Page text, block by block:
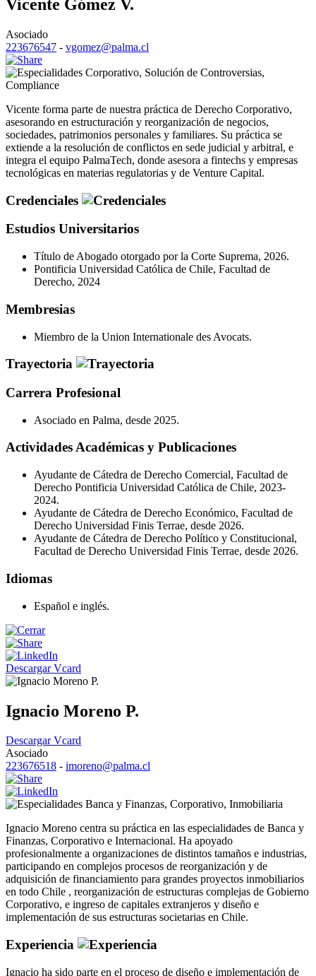
Vicente Gómez V.
Asociado
223676547 - vgomez@palma.cl
Corporativo, Solución de Controversias,
Compliance
Vicente forma parte de nuestra práctica de Derecho Corporativo,
asesorando en estructuración y reorganización de negocios,
sociedades, patrimonios personales y familiares. Su práctica se
extiende a la resolución de conflictos en sede judicial y arbitral, e
integra el equipo PalmaTech, donde asesora a fintechs y empresas
tecnológicas en materias regulatorias y de Venture Capital.
Credenciales
Estudios Universitarios
Título de Abogado otorgado por la Corte Suprema, 2026.
Pontificia Universidad Católica de Chile, Facultad de
Derecho, 2024
Membresias
Miembro de la Union Internationale des Avocats.
Trayectoria
Carrera Profesional
Asociado en Palma, desde 2025.
Actividades Académicas y Publicaciones
Ayudante de Cátedra de Derecho Comercial, Facultad de
Derecho Pontificia Universidad Católica de Chile, 2023-
2024.
Ayudante de Cátedra de Derecho Económico, Facultad de
Derecho Universidad Finis Terrae, desde 2026.
Ayudante de Cátedra de Derecho Político y Constitucional,
Facultad de Derecho Universidad Finis Terrae, desde 2026.
Idiomas
Español e inglés.
Descargar Vcard
Ignacio Moreno P.
Descargar Vcard
Asociado
223676518 - imoreno@palma.cl
Banca y Finanzas, Corporativo, Inmobiliaria
Ignacio Moreno centra su práctica en las especialidades de Banca y
Finanzas, Corporativo e Internacional. Ha apoyado
profesionalmente a organizaciones de distintos tamaños e industrias,
participando en complejos procesos de reorganización y de
adquisición de financiamiento para grandes proyectos inmobiliarios
en todo Chile , reorganización de estructuras complejas de Gobierno
Corporativo, e ingreso de capitales extranjeros y diseño e
implementación de sus estructuras societarias en Chile.
Experiencia
Ignacio ha sido parte en el proceso de diseño e implementación de